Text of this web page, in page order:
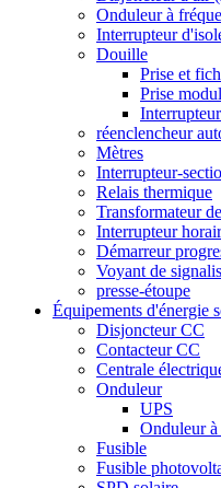
Onduleur à
Interrupteur
Douille
Prise et
Prise
réenclencheur
Mètres
Interrupteur-
Relais thermique
Transformateur
Interrupteur
Démarreur
Voyant de
presse-étoupe
Équipements d'énergie
Disjoncteur CC
Contacteur CC
Centrale
Onduleur
UPS
Onduleur
Fusible
Fusible